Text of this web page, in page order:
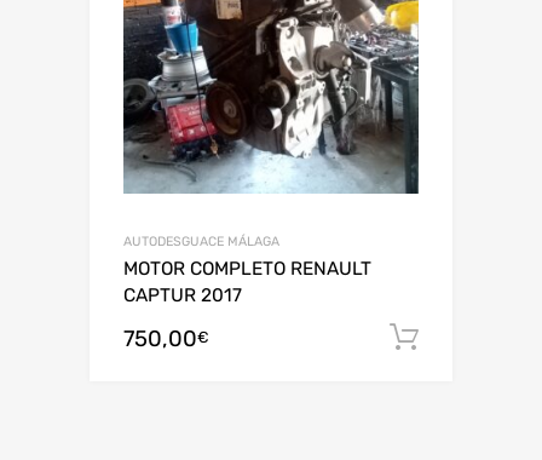
AUTODESGUACE MÁLAGA
MOTOR COMPLETO RENAULT
CAPTUR 2017
750,00€